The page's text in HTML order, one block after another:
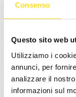
Consenso
Questo sito web
Utilizziamo i
annunci, per
analizzare il
informazioni sul
IL